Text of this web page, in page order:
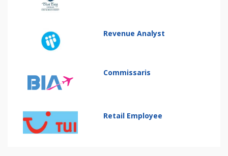
Revenue Analyst
Commissaris
Retail Employee